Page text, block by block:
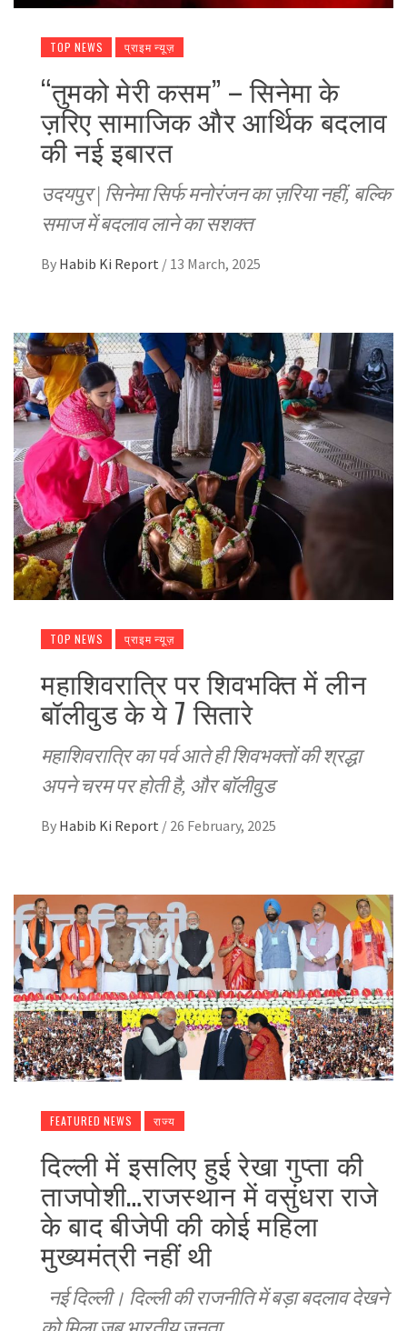
TOP NEWS प्राइम न्यूज़
“तुमको मेरी कसम” – सिनेमा के
ज़रिए सामाजिक और आर्थिक बदलाव
की नई इबारत
उदयपुर | सिनेमा सिर्फ मनोरंजन का ज़रिया नहीं, बल्कि
समाज में बदलाव लाने का सशक्त
By Habib Ki Report / 13 March, 2025
TOP NEWS प्राइम न्यूज़
महाशिवरात्रि पर शिवभक्ति में लीन
बॉलीवुड के ये 7 सितारे
महाशिवरात्रि का पर्व आते ही शिवभक्तों की श्रद्धा
अपने चरम पर होती है, और बॉलीवुड
By Habib Ki Report / 26 February, 2025
FEATURED NEWS राज्य
दिल्ली में इसलिए हुई रेखा गुप्ता की
ताजपोशी…राजस्थान में वसुंधरा राजे
के बाद बीजेपी की कोई महिला
मुख्यमंत्री नहीं थी
नई दिल्ली। दिल्ली की राजनीति में बड़ा बदलाव देखने